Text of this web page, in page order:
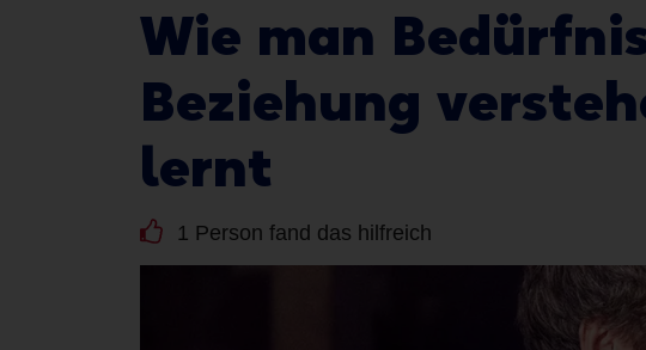
Wie man
Beziehung
lernt
1 Person fand das hilfreich